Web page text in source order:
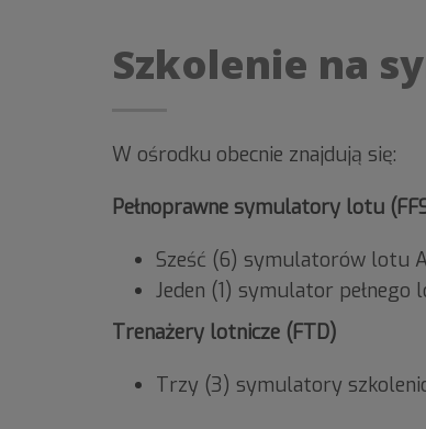
Szkolenie na
W ośrodku obecnie znajdują się:
Pełnoprawne symulatory lotu
Sześć (6) symulatorów lotu
Jeden (1) symulator pełnego
Trenażery lotnicze (FTD)
Trzy (3) symulatory